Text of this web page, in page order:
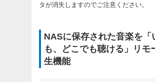
タが消失しますのでご注意ください。
NASに保存された音楽を「
も、どこでも聴ける」リモ
生機能